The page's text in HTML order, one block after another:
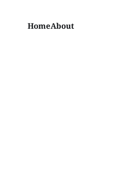
HomeAbout